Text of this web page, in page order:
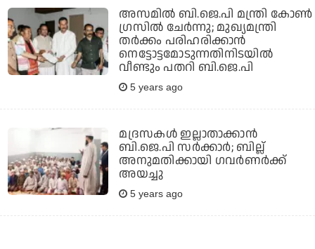
അസമിൽ ബി.ജെ.പി മന്ത്രി കോൺ​
ഗ്രസിൽ ചേർന്നു; മുഖ്യമന്ത്രി
തർക്കം പരിഹരിക്കാൻ
നെട്ടോട്ടമോടുന്നതിനിടയിൽ
വീണ്ടും പതറി ബി.ജെ.പി
5 years ago
മദ്രസകള്‍ ഇല്ലാതാക്കാന്‍
ബി.ജെ.പി സര്‍ക്കാര്‍; ബില്ല്
അനുമതിക്കായി ഗവര്‍ണര്‍ക്ക്
അയച്ചു
5 years ago